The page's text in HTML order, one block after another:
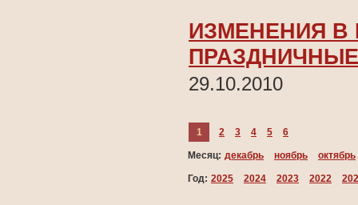
ИЗМЕНЕНИЯ В
29.10.2010
1 2 3 4 5 6
Месяц: декабрь ноябрь октябрь
Год: 2025 2024 2023 2022